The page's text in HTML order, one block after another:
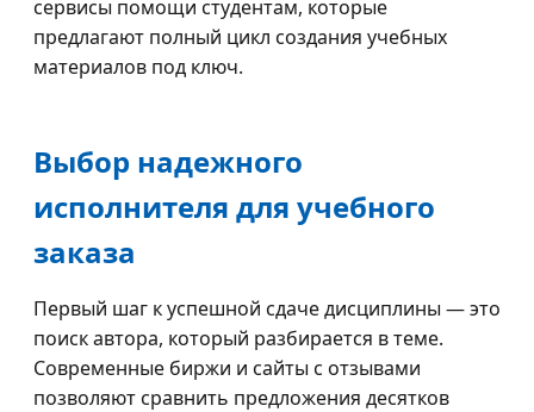
сервисы помощи студентам, которые
предлагают полный цикл создания учебных
материалов под ключ.
Выбор надежного
исполнителя для учебного
заказа
Первый шаг к успешной сдаче дисциплины — это
поиск автора, который разбирается в теме.
Современные биржи и сайты с отзывами
позволяют сравнить предложения десятков